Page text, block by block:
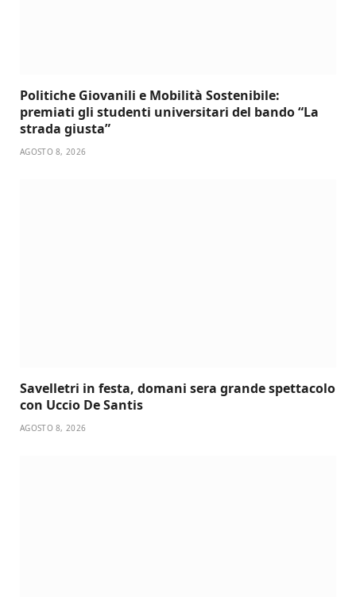
Politiche Giovanili e Mobilità Sostenibile:
premiati gli studenti universitari del bando “La
strada giusta”
AGOSTO 8, 2026
Savelletri in festa, domani sera grande spettacolo
con Uccio De Santis
AGOSTO 8, 2026